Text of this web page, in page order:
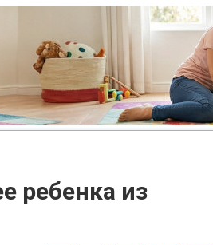
ребенка из